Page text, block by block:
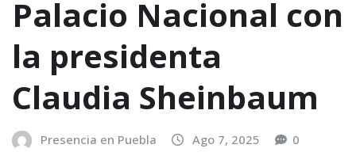
Palacio Nacional con
la presidenta
Claudia Sheinbaum
Presencia en Puebla Ago 7, 2025 0